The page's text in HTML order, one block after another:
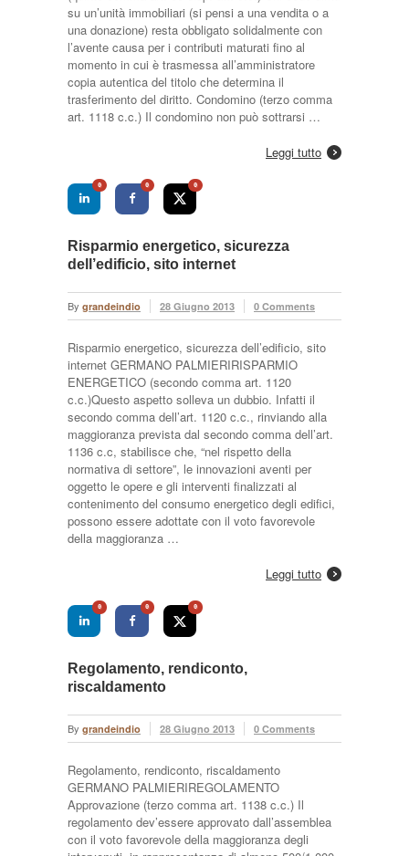
su un’unità immobiliari (si pensi a una vendita o a
una donazione) resta obbligato solidalmente con
l’avente causa per i contributi maturati fino al
momento in cui è trasmessa all’amministratore
copia autentica del titolo che determina il
trasferimento del diritto. Condomino (terzo comma
art. 1118 c.c.) Il condomino non può sottrarsi …
Leggi tutto
0 0 0
Risparmio energetico, sicurezza
dell’edificio, sito internet
By grandeindio 28 Giugno 2013 0 Comments
Risparmio energetico, sicurezza dell’edificio, sito
internet GERMANO PALMIERIRISPARMIO
ENERGETICO (secondo comma art. 1120
c.c.)Questo aspetto solleva un dubbio. Infatti il
secondo comma dell’art. 1120 c.c., rinviando alla
maggioranza prevista dal secondo comma dell’art.
1136 c.c, stabilisce che, “nel rispetto della
normativa di settore”, le innovazioni aventi per
oggetto le opere e gli interventi finalizzati al
contenimento del consumo energetico degli edifici,
possono essere adottate con il voto favorevole
della maggioranza …
Leggi tutto
0 0 0
Regolamento, rendiconto,
riscaldamento
By grandeindio 28 Giugno 2013 0 Comments
Regolamento, rendiconto, riscaldamento
GERMANO PALMIERIREGOLAMENTO
Approvazione (terzo comma art. 1138 c.c.) Il
regolamento dev’essere approvato dall’assemblea
con il voto favorevole della maggioranza degli